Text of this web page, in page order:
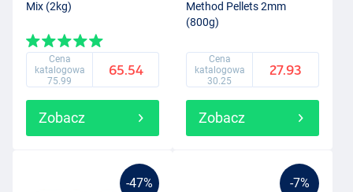
Mix (2kg)
Cena
katalogowa
75.99
65.54
Zobacz
Method Pellets 2mm
(800g)
Cena
katalogowa
30.25
27.93
Zobacz
-47% -7%